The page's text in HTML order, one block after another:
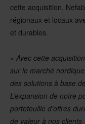
cette acquisition,
régionaux et locaux
et durables.
« Avec cette
sur le marché
des solutions à base
L’expansion de notre
portefeuille d’offres
de valeur à nos clients